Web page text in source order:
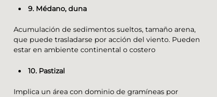
9. Médano, duna
Acumulación de sedimentos sueltos, tamaño arena,
que puede trasladarse por acción del viento. Pueden
estar en ambiente continental o costero
10. Pastizal
Implica un área con dominio de gramíneas por